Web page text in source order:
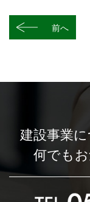
前へ
建設事業に
何でも